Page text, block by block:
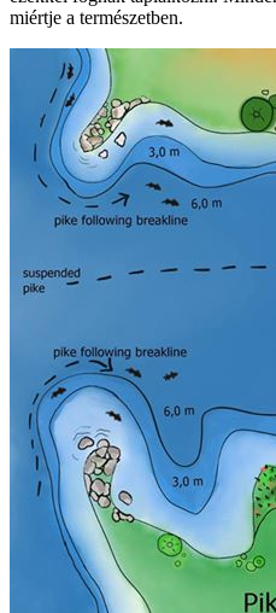
miértje a természetben.